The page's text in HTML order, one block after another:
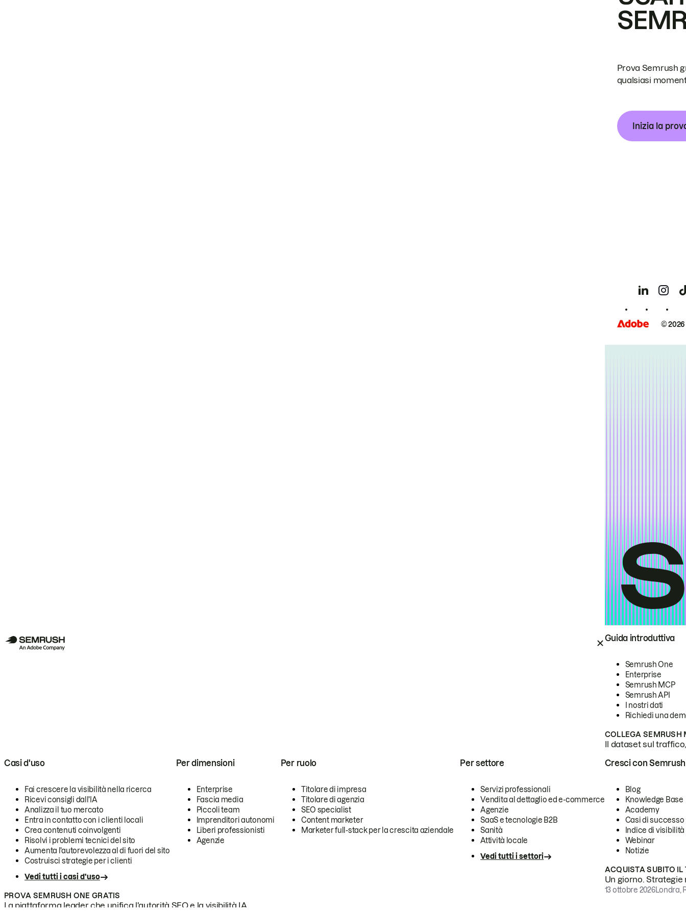
Guida introduttiva
Semrush One
Enterprise
Semrush MCP
Semrush API
I nostri dati
Richiedi una
COLLEGA SEMRUSH
Il dataset sul
Casi d'uso
Fai crescere la visibilità nella ricerca
Ricevi consigli dall'IA
Analizza il tuo mercato
Entra in contatto con i clienti locali
Crea contenuti coinvolgenti
Risolvi i problemi tecnici del sito
Aumenta l'autorevolezza al di fuori del sito
Costruisci strategie per i clienti
Vedi tutti i casi d'uso
Per dimensioni
Enterprise
Fascia media
Piccoli team
Imprenditori autonomi
Liberi professionisti
Agenzie
Per ruolo
Titolare di impresa
Titolare di agenzia
SEO specialist
Content marketer
Marketer full-stack per la crescita aziendale
Per settore
Servizi professionali
Vendita al dettaglio ed e-commerce
Agenzie
SaaS e tecnologie B2B
Sanità
Attività locale
Vedi tutti i settori
PROVA SEMRUSH ONE GRATIS
La piattaforma leader che unifica l'autorità SEO e la visibilità IA.
Cresci con Semrush
Blog
Knowledge Base
Academy
Casi di successo
Indice di visibilità
Webinar
Notizie
ACQUISTA SUBITO IL
Un giorno.
13 ottobre 2026Londra,
Prova Semrush
qualsiasi
Inizia la
©